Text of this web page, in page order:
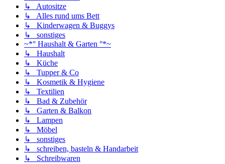
↳ Autositze
↳ Alles rund ums Bett
↳ Kinderwagen & Buggys
↳ sonstiges
~*° Haushalt & Garten °*~
↳ Haushalt
↳ Küche
↳ Tupper & Co
↳ Kosmetik & Hygiene
↳ Textilien
↳ Bad & Zubehör
↳ Garten & Balkon
↳ Lampen
↳ Möbel
↳ sonstiges
↳ schreiben, basteln & Handarbeit
↳ Schreibwaren